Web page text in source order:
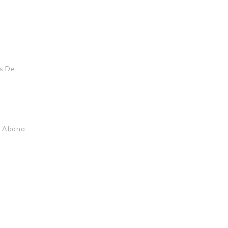
De
Abono